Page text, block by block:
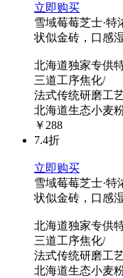
立即购买
雪域莓莓芝士·特
状似金砖，口感
北海道独家专供
三道工序焦化/
法式传统研磨工
北海道生态小麦
￥288
7.4折
立即购买
雪域莓莓芝士·特
状似金砖，口感
北海道独家专供
三道工序焦化/
法式传统研磨工
北海道生态小麦